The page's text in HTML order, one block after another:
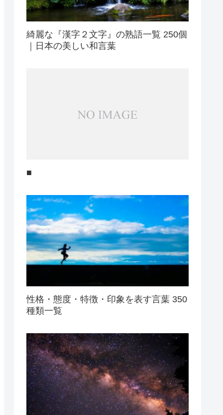
綺麗な『漢字２文字』の熟語一覧 250個
｜日本の美しい和言葉
■
性格・態度・特徴・印象を表す言葉 350
種類一覧